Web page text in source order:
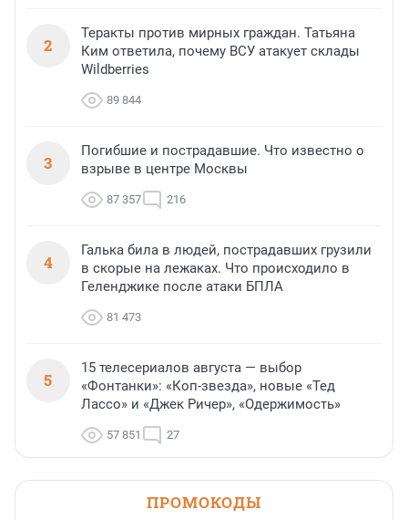
2
Теракты против мирных граждан. Татьяна
Ким ответила, почему ВСУ атакует склады
Wildberries
89 844
3
Погибшие и пострадавшие. Что известно о
взрыве в центре Москвы
87 357 216
4
Галька била в людей, пострадавших грузили
в скорые на лежаках. Что происходило в
Геленджике после атаки БПЛА
81 473
5
15 телесериалов августа — выбор
«Фонтанки»: «Коп-звезда», новые «Тед
Лассо» и «Джек Ричер», «Одержимость»
57 851 27
ПРОМОКОДЫ